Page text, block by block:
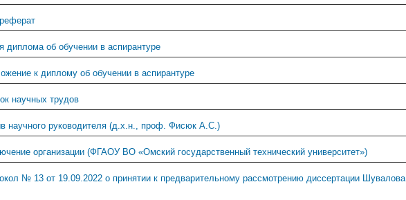
диплома об обучении в аспирантуре
к диплому об обучении в аспирантуре
научных трудов
научного руководителя (д.х.н., проф. Фисюк А.С.)
организации (ФГАОУ ВО «Омский государственный технический университет»)
№ 13 от 19.09.2022 о принятии к предварительному рассмотрению диссертации Шувалова